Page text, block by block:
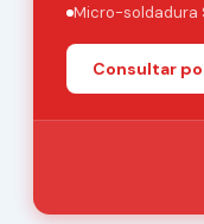
Micro-soldadura
Consultar